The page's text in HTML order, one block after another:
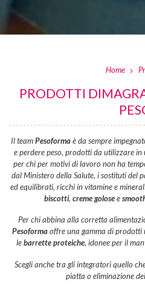
Home
PRODOTTI
Il teamPesoformaè da sempre
e perdere peso, prodotti da utilizzare in
per chi per motivi di lavoro non ha
dal Ministero della Salute, i sostituti del
ed equilibrati, ricchi in vitamine e
biscotti, creme golosee
Per chi abbina alla corretta
Pesoformaoffre una gamma di prodotti
lebarrette proteiche, idonee per il
Scegli anche tra gli integratori quello
piatta o eliminazione